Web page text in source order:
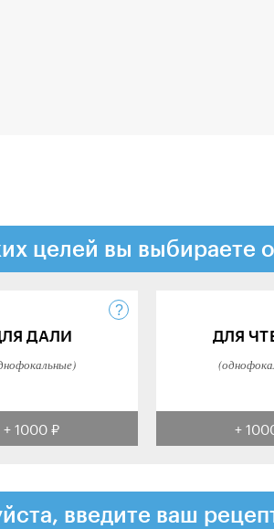
целей вы выбираете
ДАЛИ
+ 1000 ₽
ДЛЯ
+
введите ваш